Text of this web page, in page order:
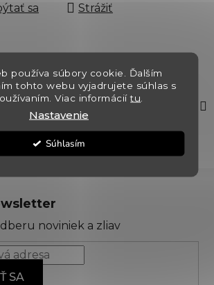
používa súbory cookie. Ďalším
tohto webu vyjadrujete súhlas s
Viac informáciítu
Nastavenie
Súhlasím
sa
Strážiť
noviniek a zliav
SA